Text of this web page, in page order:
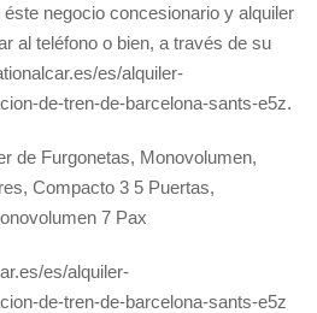
negocio concesionario y alquiler
al teléfono o bien, a través de su
es/alquiler-
de-tren-de-barcelona-sants-e5z.
de Furgonetas, Monovolumen,
Compacto 3 5 Puertas,
7 Pax
es/alquiler-
de-tren-de-barcelona-sants-e5z